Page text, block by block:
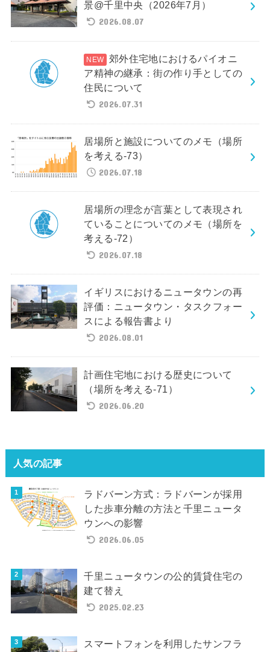
景@千里中央（2026年7月）
2026.08.07
郊外住宅地におけるパイオニ
ア精神の継承：街の作り手としての
住民について
2026.07.31
居場所と施設についてのメモ（場所
を考える-73）
2026.07.18
居場所の理念が言葉として表現され
ていることについてのメモ（場所を
考える-72）
2026.07.18
イギリスにおけるニュータウンの再
評価：ニュータウン・タスクフォー
スによる報告書より
2026.08.01
計画住宅地における歴史について
（場所を考える-71）
2026.06.20
人気の記事
ラドバーン方式：ラドバーンが採用
した歩車分離の方法と千里ニュータ
ウンへの影響
2026.06.05
千里ニュータウンの公的賃貸住宅の
建て替え
2025.02.23
スマートフォンを利用したサンフラ